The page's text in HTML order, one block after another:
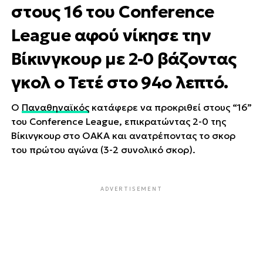
στους 16 του Conference
League αφού νίκησε την
Βίκινγκουρ με 2-0 βάζοντας
γκολ ο Τετέ στο 94ο λεπτό.
Ο Παναθηναϊκόςκατάφερε να προκριθεί στους “16”
του Conference League, επικρατώντας 2-0 της
Βίκινγκουρ στο ΟΑΚΑ και ανατρέποντας το σκορ
του πρώτου αγώνα (3-2 συνολικό σκορ).
ADVERTISEMENT